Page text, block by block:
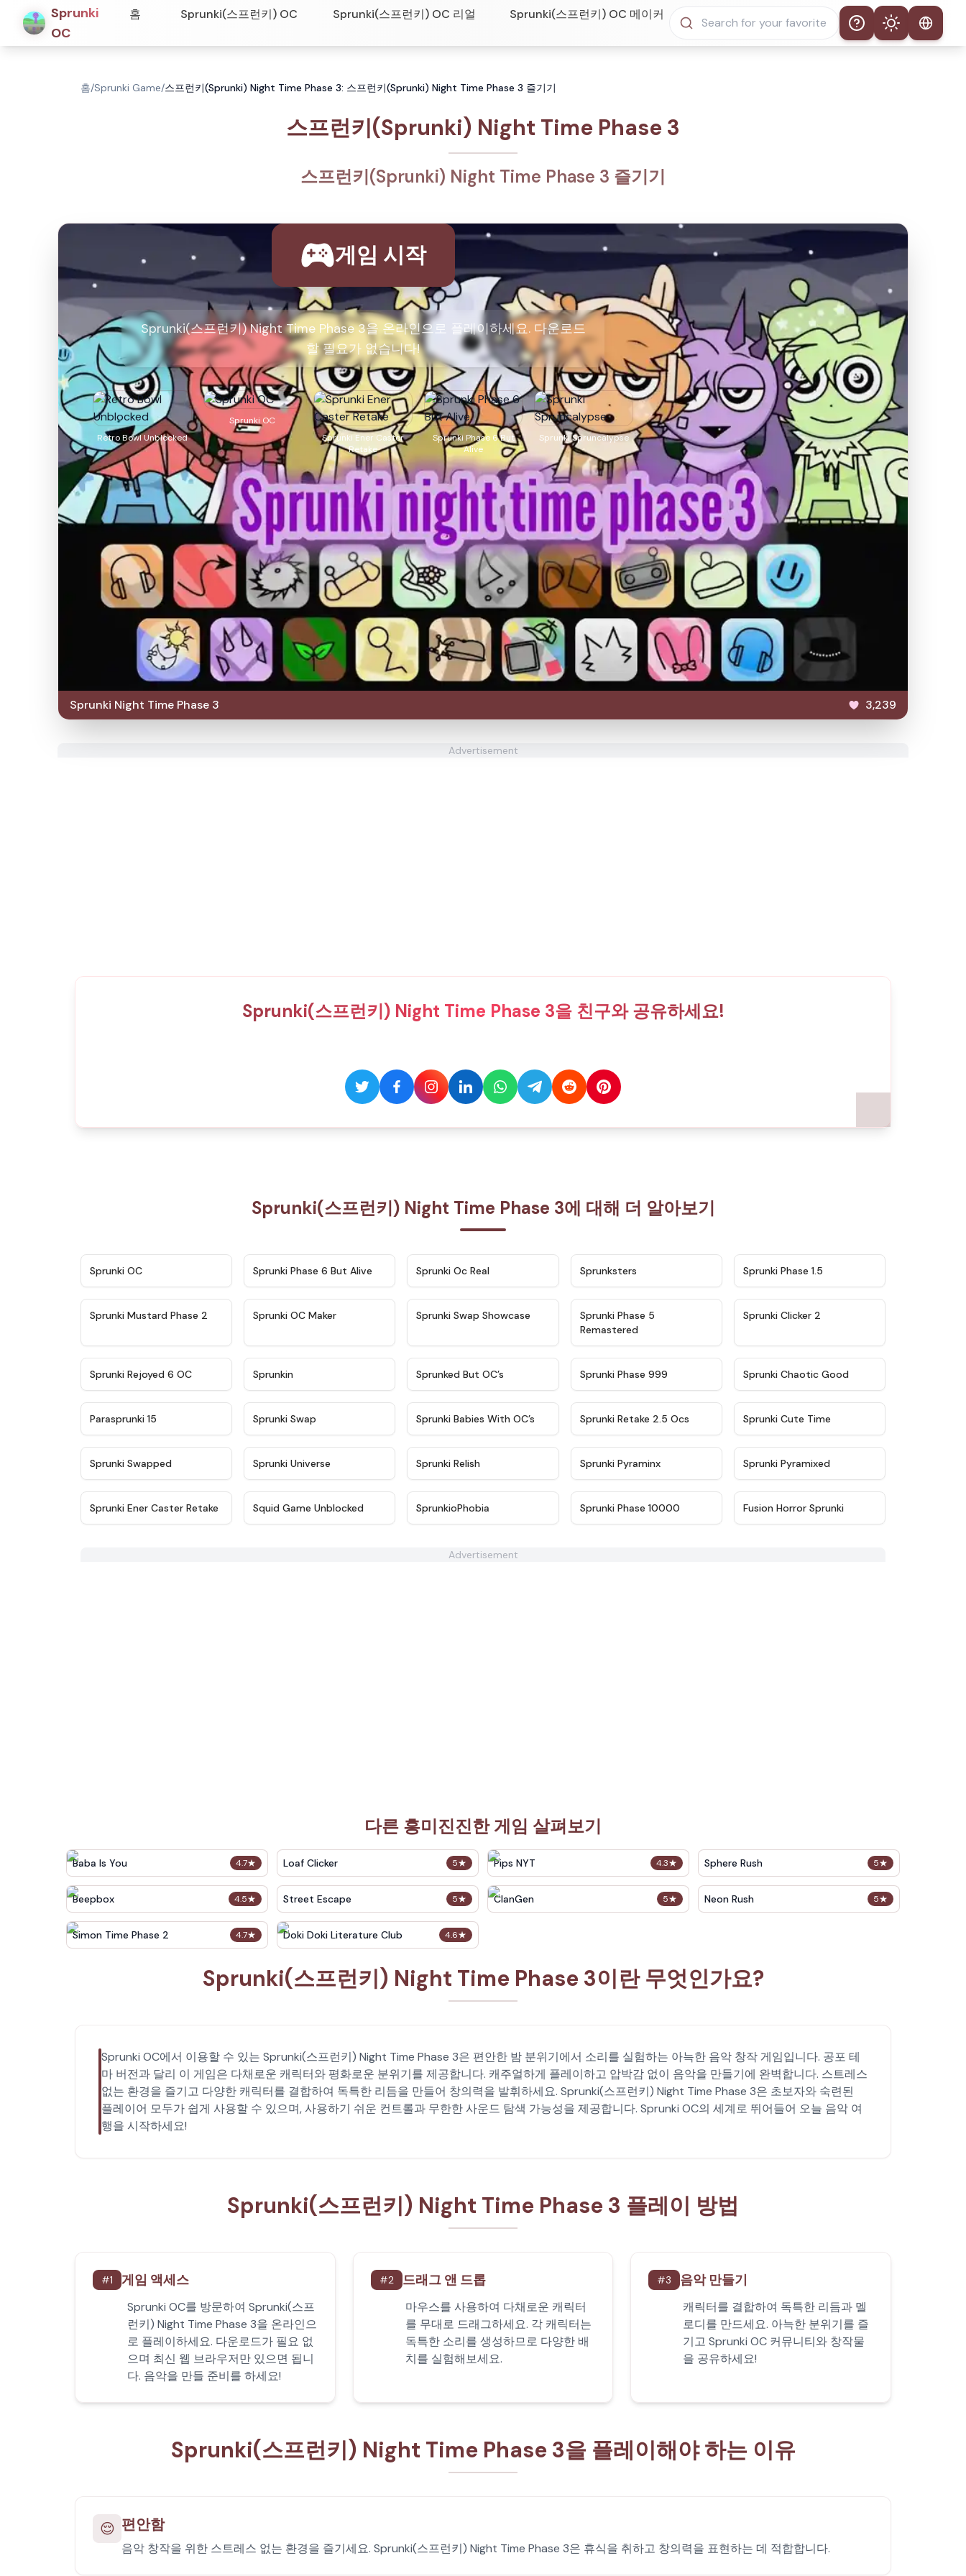
Sprunki
OC
홈 Sprunki(스프런키) OC Sprunki(스프런키) OC 리얼
Sprunki(스프런키) OC 메이커
Help
Theme
홈/Sprunki Game/스프런키(Sprunki) Night Time Phase 3: 스프런키(Sprunki) Night Time Phase 3 즐기기
스프런키(Sprunki) Night Time Phase 3
스프런키(Sprunki) Night Time Phase 3 즐기기
게임 시작
Sprunki(스프런키) Night Time Phase 3을 온라인으로 플레이하세요. 다운로드
할 필요가 없습니다!
Retro Bowl Unblocked
Sprunki OC
Sprunki Ener Caster
Retake
Sprunki Phase 6 But
Alive
Sprunki Spruncalypse
Sprunki Night Time Phase 3 3,239
Advertisement
Sprunki(스프런키) Night Time Phase 3을 친구와 공유하세요!
Sprunki(스프런키) Night Time Phase 3에 대해 더 알아보기
Sprunki OC ★ 4.9
Sprunki Phase 6 But Alive Sprunki Oc Real Sprunksters Sprunki Phase 1.5
★ 4.4
Sprunki Mustard Phase 2 Sprunki OC Maker ★ 4.6
Sprunki Swap Showcase
Sprunki Phase 5
Remastered
Sprunki Clicker 2
★
Sprunki Rejoyed 6 OC Sprunkin Sprunked But OC’s Sprunki Phase 999 ★
Sprunki Chaotic Good
Parasprunki 15 Sprunki Swap ★ 4.8
Sprunki Babies With OC’s ★
Sprunki Retake 2.5 Ocs Sprunki Cute Time
Sprunki Swapped Sprunki Universe Sprunki Relish Sprunki Pyraminx Sprunki Pyramixed
★ 4.9
Sprunki Ener Caster Retake ★
Squid Game Unblocked SprunkioPhobia Sprunki Phase 10000 Fusion Horror Sprunki
Advertisement
다른 흥미진진한 게임 살펴보기
4.7★
Baba Is You 5★
Loaf Clicker 4.3★
Pips NYT 5★
Sphere Rush
4.5★
Beepbox 5★
Street Escape 5★
ClanGen 5★
Neon Rush
4.7★
Simon Time Phase 2 4.6★
Doki Doki Literature Club
Sprunki(스프런키) Night Time Phase 3이란 무엇인가요?
Sprunki OC에서 이용할 수 있는 Sprunki(스프런키) Night Time Phase 3은 편안한 밤 분위기에서 소리를 실험하는 아늑한 음악 창작 게임입니다. 공포 테
마 버전과 달리 이 게임은 다채로운 캐릭터와 평화로운 분위기를 제공합니다. 캐주얼하게 플레이하고 압박감 없이 음악을 만들기에 완벽합니다. 스트레스
없는 환경을 즐기고 다양한 캐릭터를 결합하여 독특한 리듬을 만들어 창의력을 발휘하세요. Sprunki(스프런키) Night Time Phase 3은 초보자와 숙련된
플레이어 모두가 쉽게 사용할 수 있으며, 사용하기 쉬운 컨트롤과 무한한 사운드 탐색 가능성을 제공합니다. Sprunki OC의 세계로 뛰어들어 오늘 음악 여
행을 시작하세요!
Sprunki(스프런키) Night Time Phase 3 플레이 방법
#1 게임 액세스
Sprunki OC를 방문하여 Sprunki(스프
런키) Night Time Phase 3을 온라인으
로 플레이하세요. 다운로드가 필요 없
으며 최신 웹 브라우저만 있으면 됩니
다. 음악을 만들 준비를 하세요!
#2 드래그 앤 드롭
마우스를 사용하여 다채로운 캐릭터
를 무대로 드래그하세요. 각 캐릭터는
독특한 소리를 생성하므로 다양한 배
치를 실험해보세요.
#3 음악 만들기
캐릭터를 결합하여 독특한 리듬과 멜
로디를 만드세요. 아늑한 분위기를 즐
기고 Sprunki OC 커뮤니티와 창작물
을 공유하세요!
Sprunki(스프런키) Night Time Phase 3을 플레이해야 하는 이유
😌 편안함
음악 창작을 위한 스트레스 없는 환경을 즐기세요. Sprunki(스프런키) Night Time Phase 3은 휴식을 취하고 창의력을 표현하는 데 적합합니다.